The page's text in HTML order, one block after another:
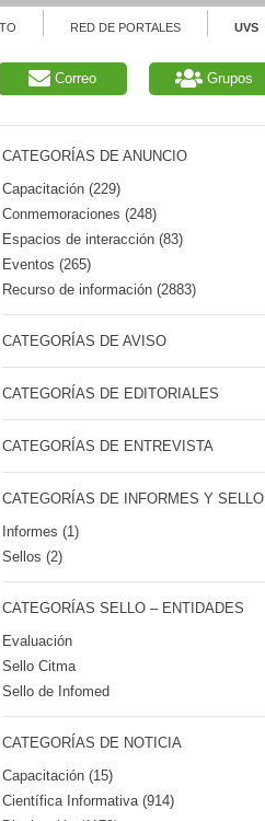
RED DE PORTALES UVS
Correo Grupos
CATEGORÍAS DE ANUNCIO
Capacitación (229)
Conmemoraciones (248)
Espacios de interacción (83)
Eventos (265)
Recurso de información (2883)
CATEGORÍAS DE AVISO
CATEGORÍAS DE EDITORIALES
CATEGORÍAS DE ENTREVISTA
CATEGORÍAS DE INFORMES Y SELLO
Informes (1)
Sellos (2)
CATEGORÍAS SELLO – ENTIDADES
Evaluación
Sello Citma
Sello de Infomed
CATEGORÍAS DE NOTICIA
Capacitación (15)
Científica Informativa (914)